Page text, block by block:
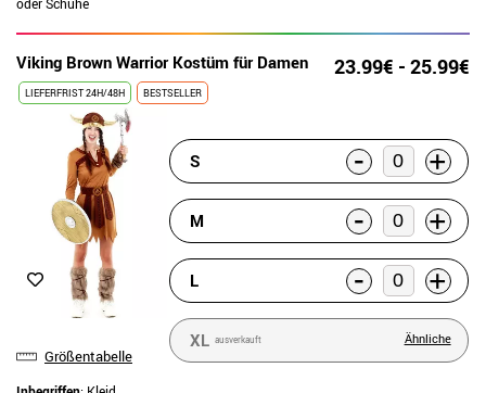
Viking Brown Warrior Kostüm für Damen 23.99€ - 25.99€
LIEFERFRIST 24H/48H BESTSELLER
Größentabelle
S - +
M - +
L - +
XL ausverkauft Ähnliche